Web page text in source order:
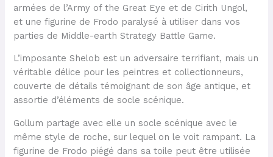
armées de l’Army of the Great Eye et de Cirith Ungol,
et une figurine de Frodo paralysé à utiliser dans vos
parties de Middle-earth Strategy Battle Game.
L’imposante Shelob est un adversaire terrifiant, mais un
véritable délice pour les peintres et collectionneurs,
couverte de détails témoignant de son âge antique, et
assortie d’éléments de socle scénique.
Gollum partage avec elle un socle scénique avec le
même style de roche, sur lequel on le voit rampant. La
figurine de Frodo piégé dans sa toile peut être utilisée